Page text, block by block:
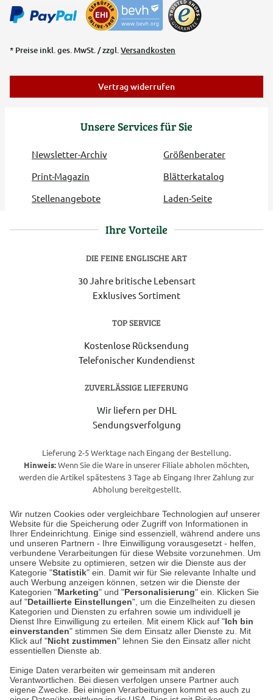
Wir nutzen Cookies oder vergleichbare Technologien auf unserer
Website für die Speicherung oder Zugriff von Informationen in
Ihrer Endeinrichtung. Einige sind essenziell, während andere uns
und unseren Partnern - Ihre Einwilligung vorausgesetzt - helfen,
verbundene Verarbeitungen für diese Website vorzunehmen. Um
unsere Website zu optimieren, setzen wir die Dienste aus der
Kategorie "Statistik" ein. Damit wir für Sie relevante Inhalte und
auch Werbung anzeigen können, setzen wir die Dienste der
Kategorien "Marketing" und "Personalisierung" ein. Klicken Sie
auf "Detaillierte Einstellungen", um die Einzelheiten zu diesen
Kategorien und Diensten zu erfahren sowie um individuell je
Dienst Ihre Einwilligung zu erteilen. Mit einem Klick auf "Ich bin
einverstanden" stimmen Sie dem Einsatz aller Dienste zu. Mit
Klick auf "Nicht zustimmen" lehnen Sie den Einsatz aller nicht
essentiellen Dienste ab.
Einige Daten verarbeiten wir gemeinsam mit anderen
Verantwortlichen. Bei diesen verfolgen unsere Partner auch
eigene Zwecke. Bei einigen Verarbeitungen kommt es auch zu
Unsere Services für Sie
Newsletter-Archiv
Größenberater
Print-Magazin
Blätterkatalog
Stellenangebote
Laden-Seite
* Preise inkl. ges. MwSt. / zzgl.Versandkosten
Vertrag widerrufen
Ihre Vorteile
DIE FEINE ENGLISCHE ART
30 Jahre britische Lebensart
Exklusives Sortiment
TOP SERVICE
Kostenlose Rücksendung
Telefonischer Kundendienst
ZUVERLÄSSIGE LIEFERUNG
Wir liefern per DHL
Sendungsverfolgung
Lieferung 2-5 Werktage nach Eingang der Bestellung.
Hinweis:Wenn Sie die Ware in unserer Filiale abholen möchten,
werden die Artikel spätestens 3 Tage ab Eingang Ihrer Zahlung zur
Abholung bereitgestellt.
Unser Geschäft in Meckenheim
Auf dem Steinbüchel 6
53340 Meckenheim
Montag bis Samstag 9:00 Uhr bis 18:00 Uhr
weitere Information
Hier finden Sie uns im Netz